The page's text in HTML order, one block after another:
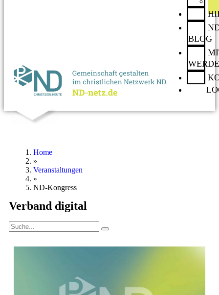
BLOG
Home
»
Veranstaltungen
»
ND-Kongress
Verband digital